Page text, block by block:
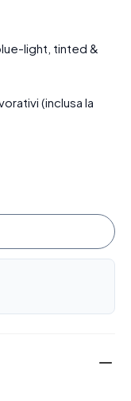
light, tinted &
(inclusa la